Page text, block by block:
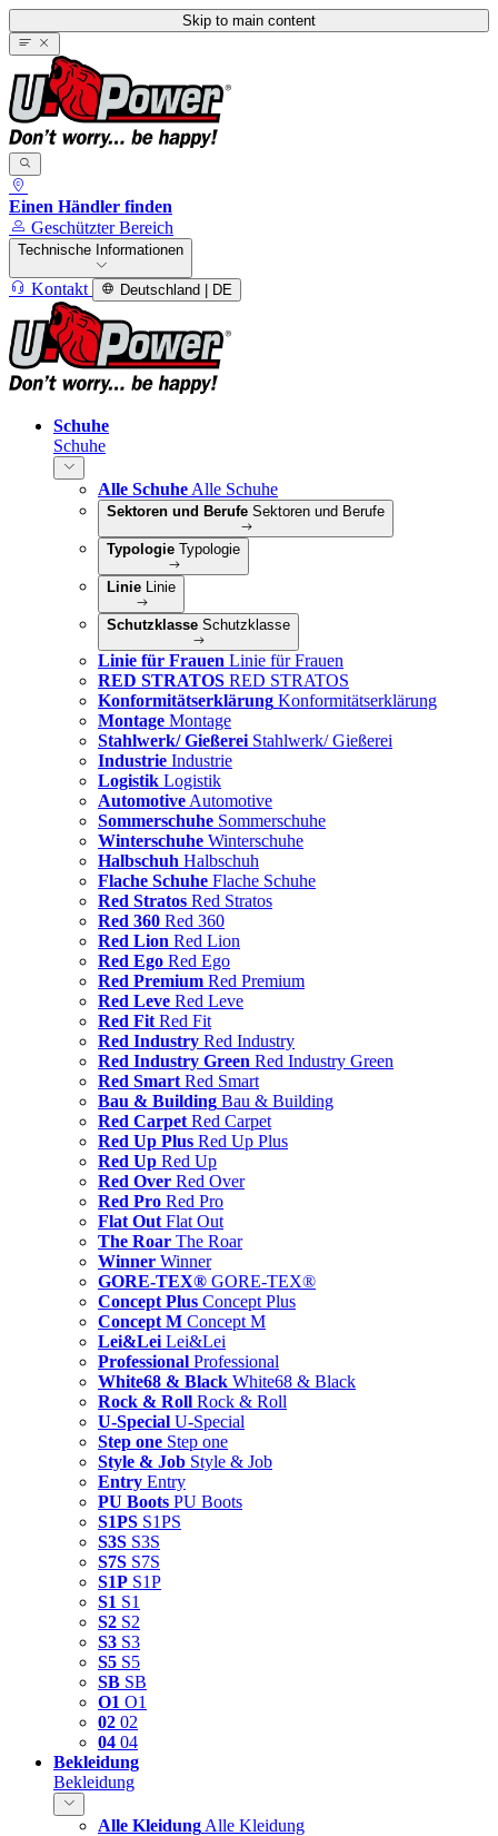
Skip to main content
Einen Händler finden
Geschützter Bereich
Technische Informationen
Kontakt Deutschland | DE
Schuhe
Schuhe
Alle Schuhe Alle Schuhe
Sektoren und Berufe Sektoren und Berufe
Typologie Typologie
Linie Linie
Schutzklasse Schutzklasse
Linie für Frauen Linie für Frauen
RED STRATOS RED STRATOS
Konformitätserklärung Konformitätserklärung
Montage Montage
Stahlwerk/ Gießerei Stahlwerk/ Gießerei
Industrie Industrie
Logistik Logistik
Automotive Automotive
Sommerschuhe Sommerschuhe
Winterschuhe Winterschuhe
Halbschuh Halbschuh
Flache Schuhe Flache Schuhe
Red Stratos Red Stratos
Red 360 Red 360
Red Lion Red Lion
Red Ego Red Ego
Red Premium Red Premium
Red Leve Red Leve
Red Fit Red Fit
Red Industry Red Industry
Red Industry Green Red Industry Green
Red Smart Red Smart
Bau & Building Bau & Building
Red Carpet Red Carpet
Red Up Plus Red Up Plus
Red Up Red Up
Red Over Red Over
Red Pro Red Pro
Flat Out Flat Out
The Roar The Roar
Winner Winner
GORE-TEX® GORE-TEX®
Concept Plus Concept Plus
Concept M Concept M
Lei&Lei Lei&Lei
Professional Professional
White68 & Black White68 & Black
Rock & Roll Rock & Roll
U-Special U-Special
Step one Step one
Style & Job Style & Job
Entry Entry
PU Boots PU Boots
S1PS S1PS
S3S S3S
S7S S7S
S1P S1P
S1 S1
S2 S2
S3 S3
S5 S5
SB SB
O1 O1
02 02
04 04
Bekleidung
Bekleidung
Alle Kleidung Alle Kleidung